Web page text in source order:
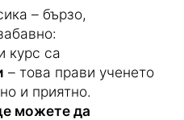
– бързо,
курс са
– това прави ученето
и приятно.
можете да